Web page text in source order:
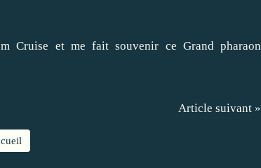
Cruise et me fait souvenir ce Grand pharaon
Article suivant »